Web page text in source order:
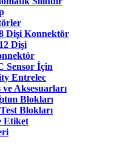
Dişi Konnektör
Dişi
Sensor İçin
Entrelec
ve Aksesuarları
Blokları
Blokları
Etiket